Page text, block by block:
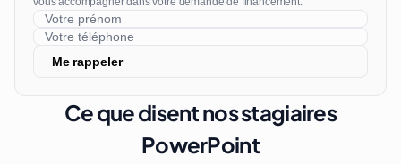
Me rappeler
Ce que disent nos stagiaires
PowerPoint